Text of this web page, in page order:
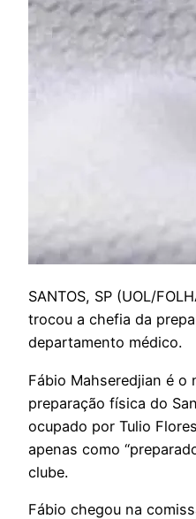
SANTOS, SP (UOL/
trocou a chefia da
departamento médico.
Fábio Mahseredjian é o
preparação física do
ocupado por Tulio
apenas como
clube.
Fábio chegou na